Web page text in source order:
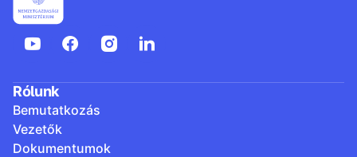
Rólunk
Bemutatkozás
Vezetők
Dokumentumok